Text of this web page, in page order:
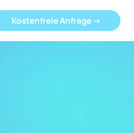
Kostenfreie Anfrage ->